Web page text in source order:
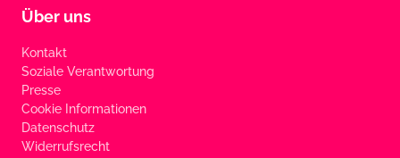
Über uns
Kontakt
Soziale Verantwortung
Presse
Cookie Informationen
Datenschutz
Widerrufsrecht